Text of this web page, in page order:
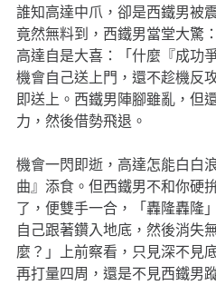
誰知高達中爪，卻是西鐵男被
竟然無料到，西鐵男當堂大驚
高達自是大喜：「什麼『成功
機會自己送上門，還不趁機反
即送上。西鐵男陣腳雖亂，但
力，然後借勢飛退。
機會一閃即逝，高達怎能白白
曲』添食。但西鐵男不和你硬
了，便雙手一合，「轟隆轟隆
自己跟著鑽入地底，然後消失
麼？」上前察看，只見深不見
再打量四周，還是不見西鐵男